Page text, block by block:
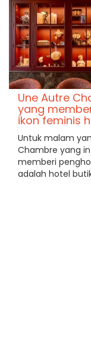
Une Autre
yang
ikon feminis
Untuk malam
Chambre yang
memberi
adalah hotel